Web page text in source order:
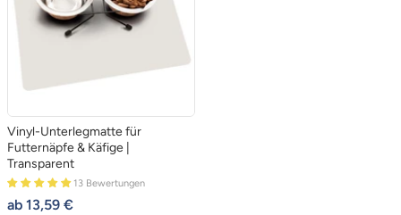
Vinyl-Unterlegmatte für
Futternäpfe & Käfige |
Transparent
13 Bewertungen
angebotspreis
ab 13,59 €